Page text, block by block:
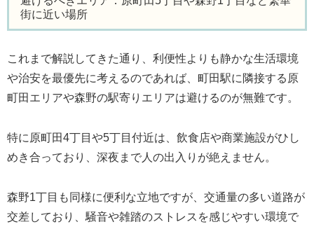
街に近い場所
これまで解説してきた通り、利便性よりも静かな生活環境
や治安を最優先に考えるのであれば、町田駅に隣接する原
町田エリアや森野の駅寄りエリアは避けるのが無難です。
特に原町田4丁目や5丁目付近は、飲食店や商業施設がひし
めき合っており、深夜まで人の出入りが絶えません。
森野1丁目も同様に便利な立地ですが、交通量の多い道路が
交差しており、騒音や雑踏のストレスを感じやすい環境で